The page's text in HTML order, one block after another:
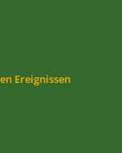
Ereignissen